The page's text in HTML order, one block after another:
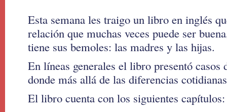
Esta semana les traigo un libro en inglés
relación que muchas veces puede ser
tiene sus bemoles: las madres y las hijas.
En líneas generales el libro presentó casos
donde más allá de las diferencias
El libro cuenta con los siguientes capítulos: